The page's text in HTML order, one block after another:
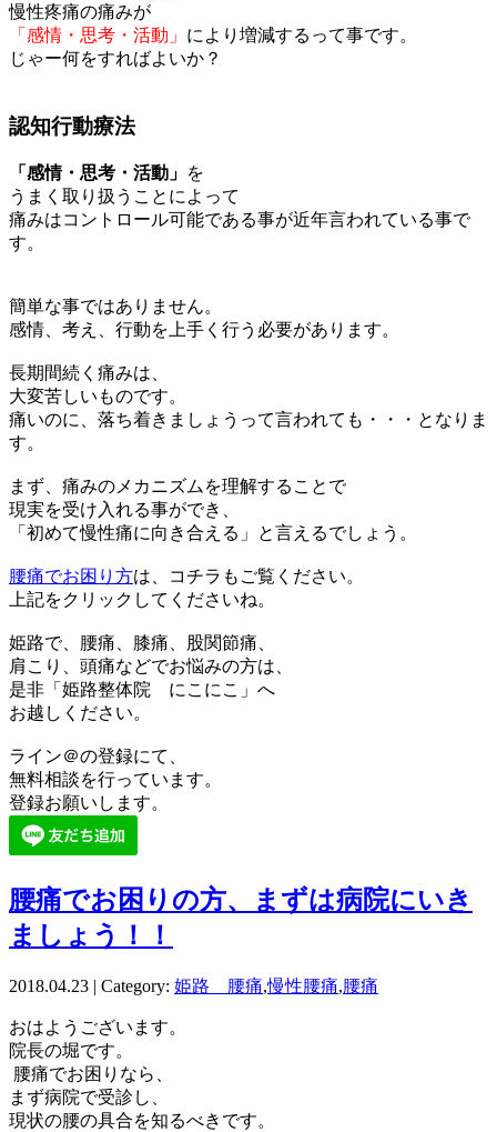
慢性疼痛の痛みが
「感情・思考・活動」 により増減するって事です。
じゃー何をすればよいか？
認知行動療法
「感情・思考・活動」 を
うまく取り扱うことによって
痛みはコントロール可能である事が近年言われている事で
す。
簡単な事ではありません。
感情、考え、行動を上手く行う必要があります。
長期間続く痛みは、
大変苦しいものです。
痛いのに、落ち着きましょうって言われても・・・となりま
す。
まず、痛みのメカニズムを理解することで
現実を受け入れる事ができ、
「初めて慢性痛に向き合える」と言えるでしょう。
腰痛でお困り方は、コチラもご覧ください。
上記をクリックしてくださいね。
姫路で、腰痛、膝痛、股関節痛、
肩こり、頭痛などでお悩みの方は、
是非「姫路整体院 にこにこ」へ
お越しください。
ライン＠の登録にて、
無料相談を行っています。
登録お願いします。
腰痛でお困りの方、まずは病院にいき
ましょう！！
2018.04.23 | Category: 姫路 腰痛,慢性腰痛,腰痛
おはようございます。
院長の堀です。
腰痛でお困りなら、
まず病院で受診し、
現状の腰の具合を知るべきです。